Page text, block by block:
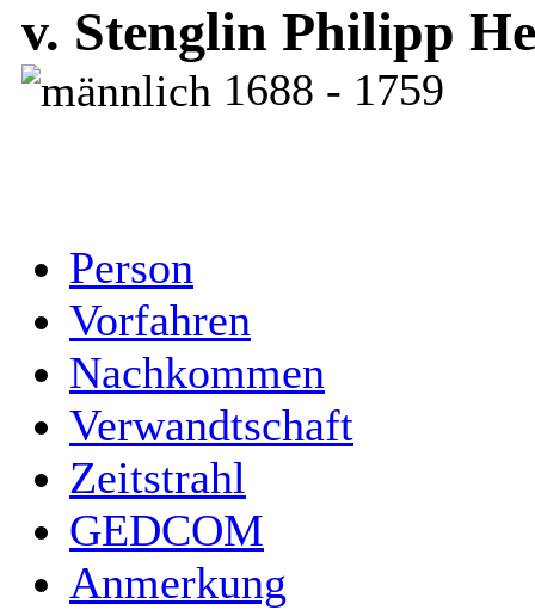
v. Stenglin Philipp
1688 - 1759
Person
Vorfahren
Nachkommen
Verwandtschaft
Zeitstrahl
GEDCOM
Anmerkung